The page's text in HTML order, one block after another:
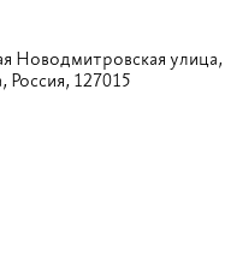
Новодмитровская улица,
Россия, 127015